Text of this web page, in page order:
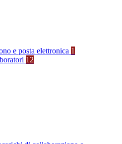
e posta elettronica 1
12